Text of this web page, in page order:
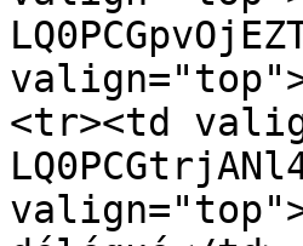
<tr><td